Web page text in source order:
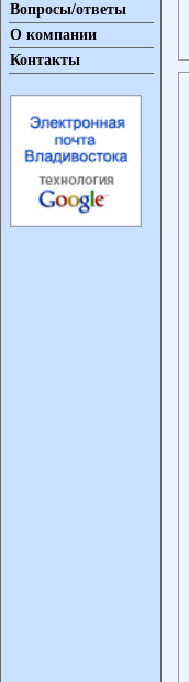
Вопросы/ответы
О компании
Контакты